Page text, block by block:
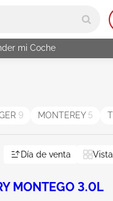
mi Coche
9 MONTEREY 5
Día de venta
MONTEGO 3.0L